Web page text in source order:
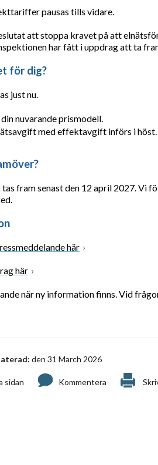
pausas tills vidare.
att stoppa kravet på att
har fått i uppdrag att ta
för dig?
just nu.
nuvarande prismodell.
med effektavgift införs i höst.
fram senast den 12 april 2027. Vi
här
här
när ny information finns. Vid
den 31 March 2026
sidan Kommentera